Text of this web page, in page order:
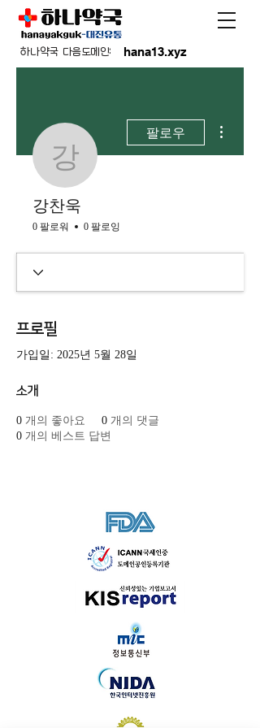
hana13.xyz
하나약국 다음도메인:
강찬욱
팔로우
강찬욱
0 팔로워 0 팔로잉
프로필
가입일: 2025년 5월 28일
소개
0 개의 좋아요 0 개의 댓글
0 개의 베스트 답변